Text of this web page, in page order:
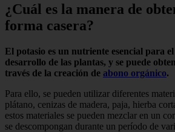
¿Cuál es la manera de
forma casera?
El potasio es un nutriente esencial para
desarrollo de las plantas, y se puede
través de la creación de abono orgánico.
Para ello, se pueden utilizar diferentes
plátano, cenizas de madera, paja, hierba
estos materiales se pueden mezclar en un
se descompongan durante un período de